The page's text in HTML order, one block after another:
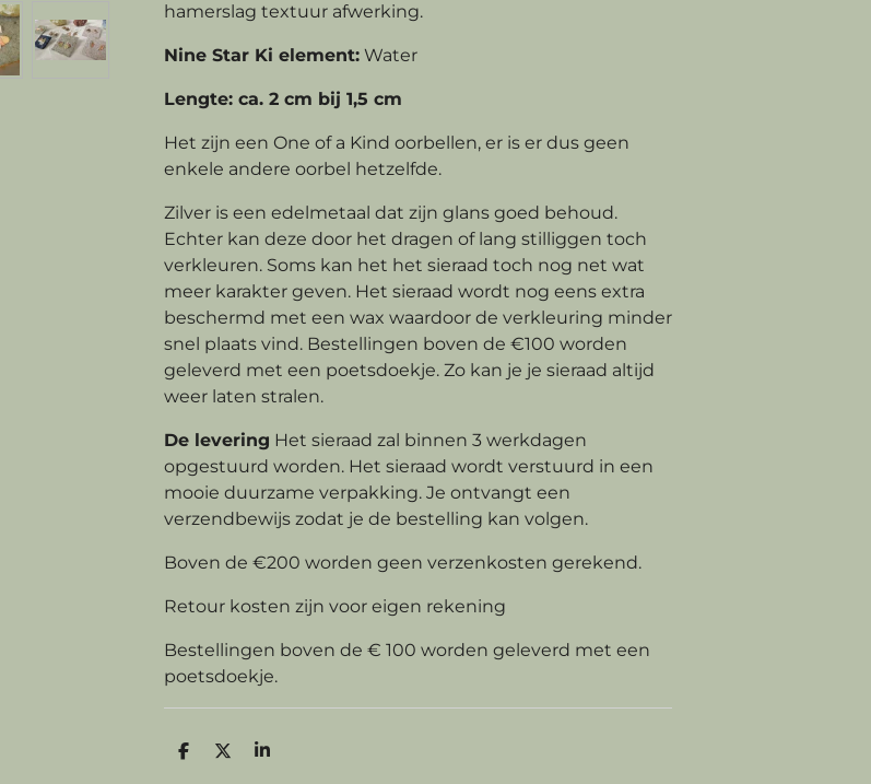
hamerslag textuur afwerking.
Nine Star Ki element: Water
Lengte: ca. 2 cm bij 1,5 cm
Het zijn een One of a Kind oorbellen, er is er dus geen
enkele andere oorbel hetzelfde.
Zilver is een edelmetaal dat zijn glans goed behoud.
Echter kan deze door het dragen of lang stilliggen toch
verkleuren. Soms kan het het sieraad toch nog net wat
meer karakter geven. Het sieraad wordt nog eens extra
beschermd met een wax waardoor de verkleuring minder
snel plaats vind. Bestellingen boven de €100 worden
geleverd met een poetsdoekje. Zo kan je je sieraad altijd
weer laten stralen.
De levering Het sieraad zal binnen 3 werkdagen
opgestuurd worden. Het sieraad wordt verstuurd in een
mooie duurzame verpakking. Je ontvangt een
verzendbewijs zodat je de bestelling kan volgen.
Boven de €200 worden geen verzenkosten gerekend.
Retour kosten zijn voor eigen rekening
Bestellingen boven de € 100 worden geleverd met een
poetsdoekje.
D
D
S